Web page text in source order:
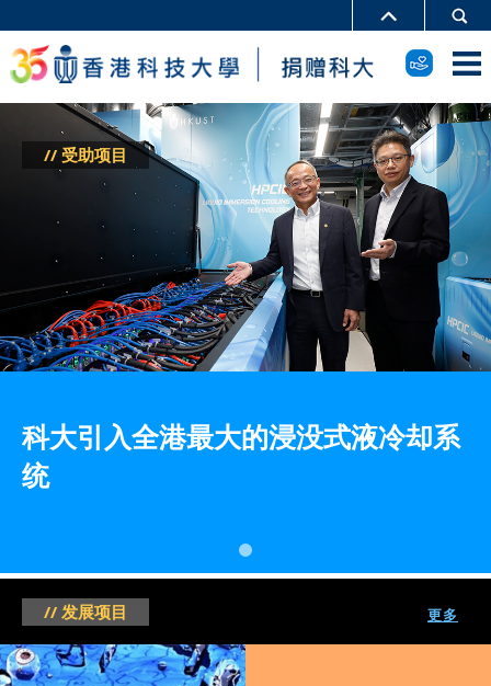
// 受助项目
科大引入全港最大的浸没式液冷却系
统
// 发展项目 更多